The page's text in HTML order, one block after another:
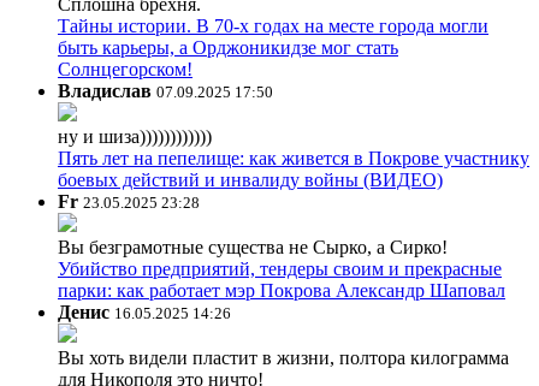
Тайны истории. В 70-х годах на месте города могли
быть карьеры, а Орджоникидзе мог стать
Солнцегорском!
Владислав 07.09.2025 17:50
ну и шиза))))))))))))
Пять лет на пепелище: как живется в Покрове участнику
боевых действий и инвалиду войны (ВИДЕО)
Fr 23.05.2025 23:28
Вы безграмотные существа не Сырко, а Сирко!
Убийство предприятий, тендеры своим и прекрасные
парки: как работает мэр Покрова Александр Шаповал
Денис 16.05.2025 14:26
Вы хоть видели пластит в жизни, полтора килограмма
для Никополя это ничто!